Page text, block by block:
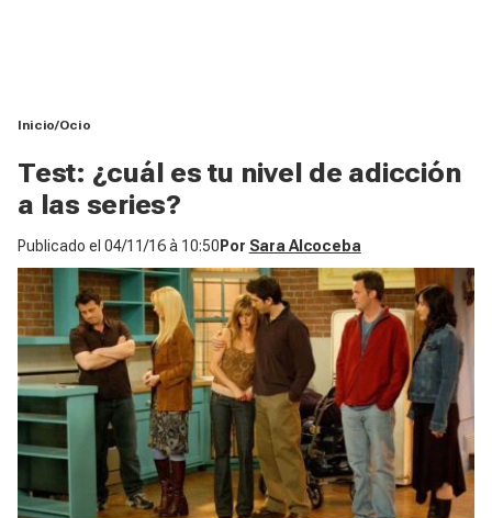
Inicio Ocio
Test: ¿cuál es tu nivel de adicción
a las series?
Publicado el 04/11/16 à 10:50 Por Sara Alcoceba